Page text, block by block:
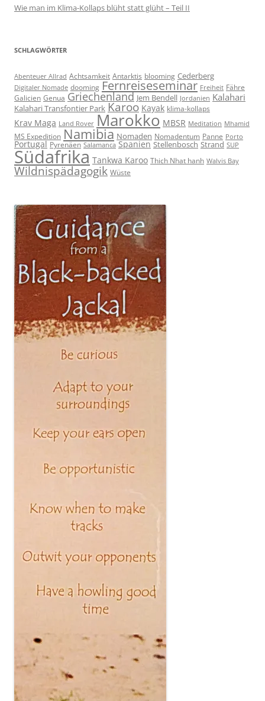
Wie man im Klima-Kollaps blüht statt glüht – Teil II
SCHLAGWÖRTER
Abenteuer Allrad Achtsamkeit Antarktis blooming Cederberg
Digitaler Nomade dooming Fernreiseseminar Freiheit Fähre
Galicien Genua Griechenland Jem Bendell Jordanien Kalahari
Kalahari Transfontier Park Karoo Kayak klima-kollaps
Krav Maga Land Rover Marokko MBSR Meditation Mhamid
MS Expedition Namibia Nomaden Nomadentum Panne Porto
Portugal Pyrenäen Salamanca Spanien Stellenbosch Strand SUP
Südafrika Tankwa Karoo Thich Nhat hanh Walvis Bay
Wildnispädagogik Wüste